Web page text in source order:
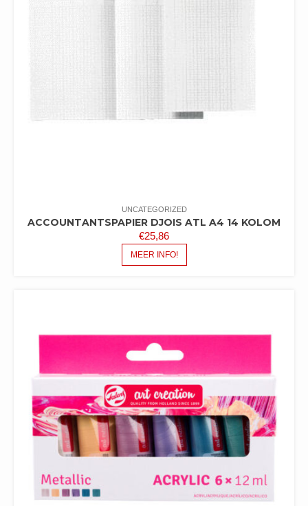
UNCATEGORIZED
ACCOUNTANTSPAPIER DJOIS ATL A4 14 KOLOM
€25,86
MEER INFO!